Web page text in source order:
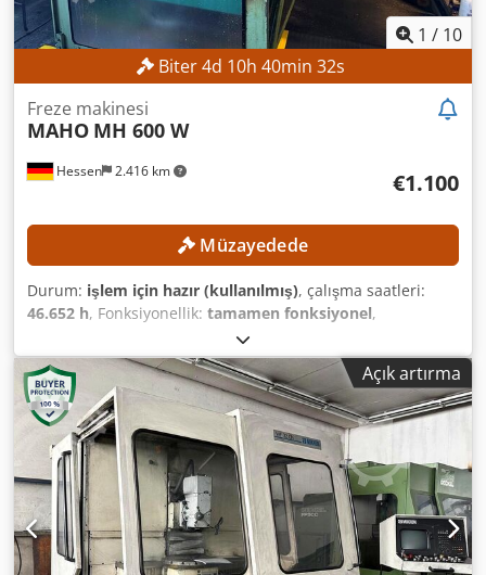
1 / 10
Biter4d 10h 40min 30s
Hessen 2.416 km
Freze makinesi
MAHO MH 600 W
€1.100
Müzayedede
Durum: işlem için hazır (kullanılmış), çalışma saatleri:
46.652 h, Fonksiyonellik: tamamen fonksiyonel,
661227
ekseni:600 mm, y ekseni ilerleme uzunluğu:400 mm, Z
ekseni ilerleme mesafesi:400 mm, maksimum mil hızı:
4.000 dev/dak
, güç: 5,5 kW (7,48 bg), Asgari fiyat yok – en
yüksek teklife garantili satış! TEKNİK ÖZELLİKLER X ekseni
hareket aralığı: 600 mm Y ekseni hareket aralığı: 400 mm Z
ekseni hareket aralığı: 400 mm Mil devir aralığı: 40 – 4.000
dev/dak Mil bağlantısı: ISO 40 Tabla yüzey alanı: 900 x 480
mm MAKİNE ÖZELLİKLERİ Dcedezpxfbopfx Aipok Mil gücü:
5,5 kW Çalışma saati: 46.652 saat Makine ağırlığı: 2.900 kg
EKİPMAN Dijital konum göstergesi Millplus CNC
Açık artırma